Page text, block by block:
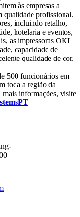
às empresas a
qualidade profissional.
incluindo retalho,
hotelaria e eventos,
as impressoras OKI
capacidade de
qualidade de cor.
500 funcionários em
toda a região da
informações, visite